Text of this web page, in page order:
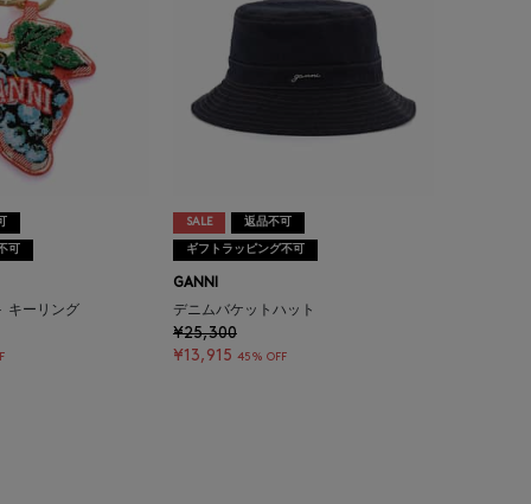
可
キーリング
SALE 返品不可
ギフトラッピング不可
GANNI
デニムバケットハット
¥25,300
¥13,915 45% OFF